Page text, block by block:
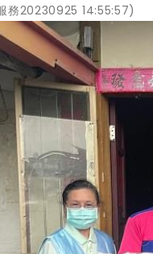
務20230925 14:55:57)